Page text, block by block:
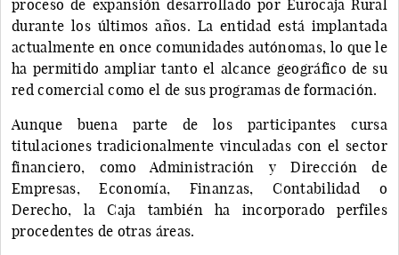
proceso de expansión desarrollado por Eurocaja Rural
durante los últimos años. La entidad está implantada
actualmente en once comunidades autónomas, lo que le
ha permitido ampliar tanto el alcance geográfico de su
red comercial como el de sus programas de formación.
Aunque buena parte de los participantes cursa
titulaciones tradicionalmente vinculadas con el sector
financiero, como Administración y Dirección de
Empresas, Economía, Finanzas, Contabilidad o
Derecho, la Caja también ha incorporado perfiles
procedentes de otras áreas.